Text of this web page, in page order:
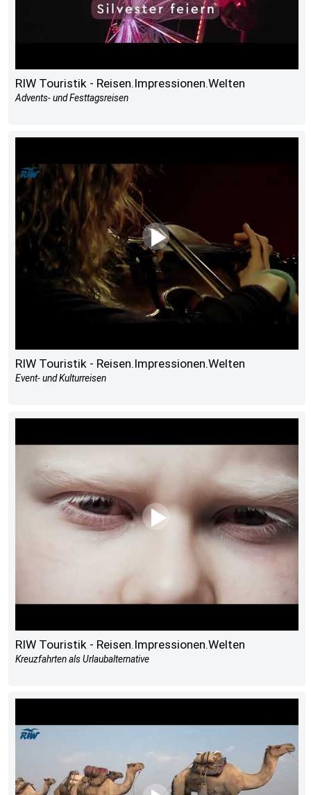
RIW Touristik - Reisen.Impressionen.Welten
Advents- und Festtagsreisen
RIW Touristik - Reisen.Impressionen.Welten
Event- und Kulturreisen
RIW Touristik - Reisen.Impressionen.Welten
Kreuzfahrten als Urlaubalternative